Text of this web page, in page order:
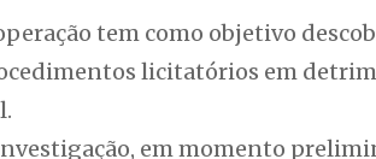
tem como objetivo
licitatórios em
em momento